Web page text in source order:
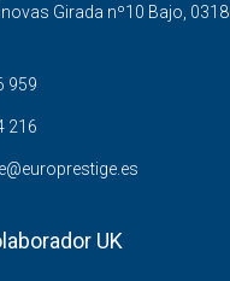
Girada nº10 Bajo,
959
216
UK